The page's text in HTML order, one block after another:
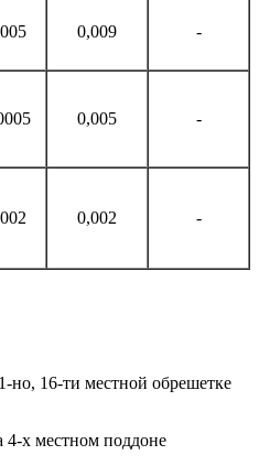
0,009 -
0,005 -
0,002 -
но, 16-ти местной обрешетке
4-х местном поддоне